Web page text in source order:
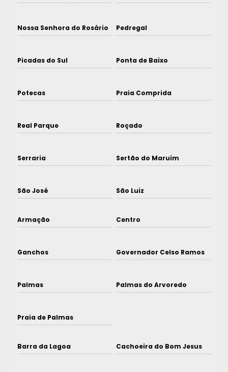
Nossa Senhora do Rosário Pedregal
Picadas do Sul Ponta de Baixo
Potecas Praia Comprida
Real Parque Roçado
Serraria Sertão do Maruim
São José São Luiz
Armação Centro
Ganchos Governador Celso Ramos
Palmas Palmas do Arvoredo
Praia de Palmas
Barra da Lagoa Cachoeira do Bom Jesus